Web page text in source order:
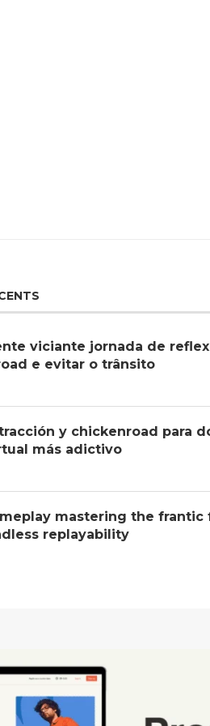
viciante jornada de
e evitar o trânsito
y chickenroad para
más adictivo
mastering the frantic
replayability